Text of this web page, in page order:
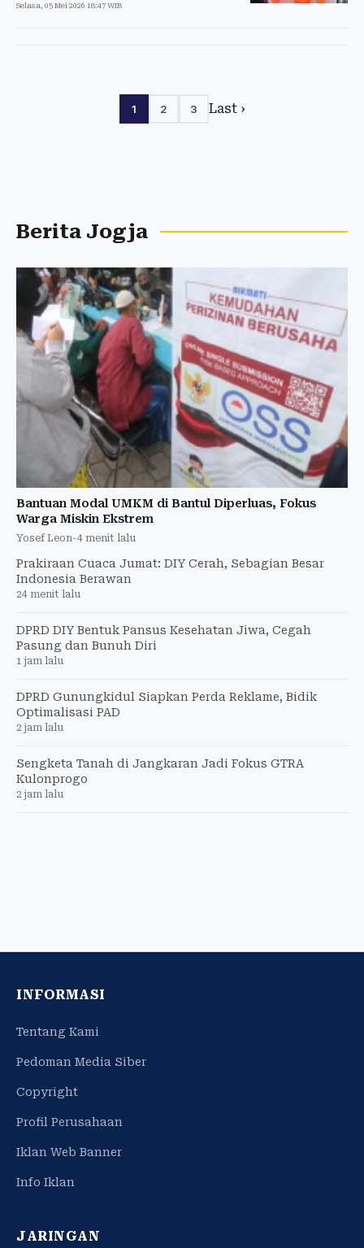
Selasa, 05 Mei 2026 18:47 WIB
1 2 3 Last ›
Berita Jogja
Bantuan Modal UMKM di Bantul Diperluas, Fokus
Warga Miskin Ekstrem
Yosef Leon-4 menit lalu
Prakiraan Cuaca Jumat: DIY Cerah, Sebagian Besar
Indonesia Berawan
24 menit lalu
DPRD DIY Bentuk Pansus Kesehatan Jiwa, Cegah
Pasung dan Bunuh Diri
1 jam lalu
DPRD Gunungkidul Siapkan Perda Reklame, Bidik
Optimalisasi PAD
2 jam lalu
Sengketa Tanah di Jangkaran Jadi Fokus GTRA
Kulonprogo
2 jam lalu
INFORMASI
Tentang Kami
Pedoman Media Siber
Copyright
Profil Perusahaan
Iklan Web Banner
Info Iklan
JARINGAN